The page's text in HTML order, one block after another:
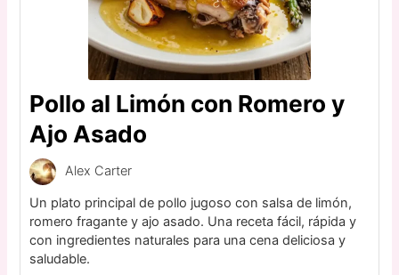
Pollo al Limón con Romero y
Ajo Asado
Alex Carter
Un plato principal de pollo jugoso con salsa de limón,
romero fragante y ajo asado. Una receta fácil, rápida y
con ingredientes naturales para una cena deliciosa y
saludable.